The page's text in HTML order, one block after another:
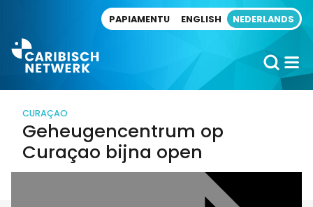
PAPIAMENTU ENGLISH NEDERLANDS
CURAÇAO
Geheugencentrum op
Curaçao bijna open